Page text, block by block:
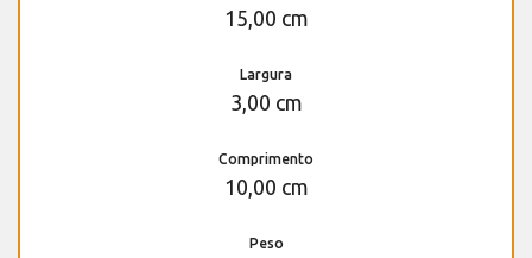
15,00 cm
Largura
3,00 cm
Comprimento
10,00 cm
Peso